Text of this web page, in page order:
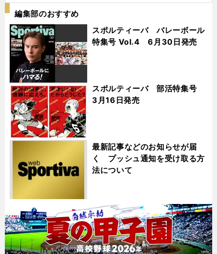
編集部のおすすめ
スポルティーバ バレーボール
特集号 Vol.4 6月30日発売
スポルティーバ 部活特集号
3月16日発売
最新記事などのお知らせが届
く プッシュ通知を受け取る方
法について